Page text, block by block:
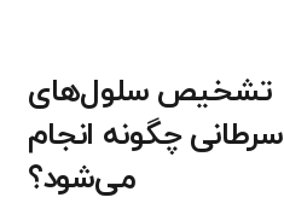
تشخیص سلول‌های
سرطانی چگونه انجام
می‌شود؟